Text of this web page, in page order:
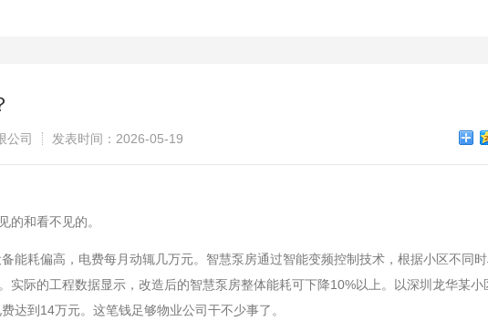
公司 发表时间：2026-05-19
和看不见的。
能耗偏高，电费每月动辄几万元。智慧泵房通过智能变频控制技术，根据小区不同
实际的工程数据显示，改造后的智慧泵房整体能耗可下降10%以上。以深圳龙华某小
达到14万元。这笔钱足够物业公司干不少事了。